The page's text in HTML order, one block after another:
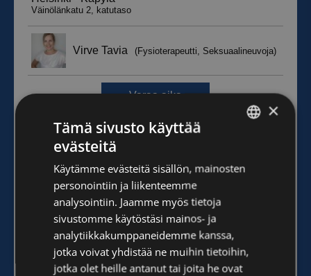
ENGLISH
×
Tämä sivusto käyttää
evästeitä
Käytämme evästeitä sisällön, mainosten
personointiin ja liikenteemme
analysointiin. Jaamme myös tietoja
sivustomme käytöstäsi mainos- ja
analytiikkakumppaneidemme kanssa,
jotka voivat yhdistää ne muihin tietoihin,
jotka olet heille antanut tai joita he ovat